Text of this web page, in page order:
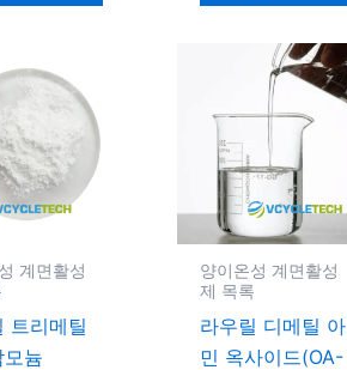
계면활성
트리메틸
모늄
양이온성 계면활성
제 목록
라우릴 디메틸 아
민 옥사이드(OA-